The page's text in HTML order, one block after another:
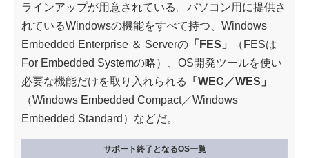
ラインアップが用意されている。パソコン用に提供さ
れているWindowsの機能をすべて持つ、Windows
Embedded Enterprise ＆ Serverの 「FES」
（FESは
For Embedded Systemの略）、OS開発ツールを使い
必要な機能だけを取り入れられる
「WEC／WES」
（Windows Embedded Compact／Windows
Embedded Standard）などだ。
サポート終了となるOS一覧